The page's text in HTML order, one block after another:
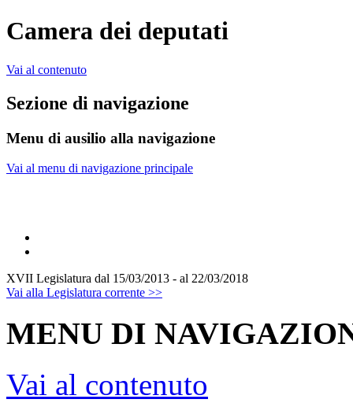
Camera dei deputati
Vai al contenuto
Sezione di navigazione
Menu di ausilio alla navigazione
Vai al menu di navigazione principale
XVII Legislatura dal 15/03/2013 - al 22/03/2018
Vai alla Legislatura corrente >>
MENU DI
Vai al contenuto